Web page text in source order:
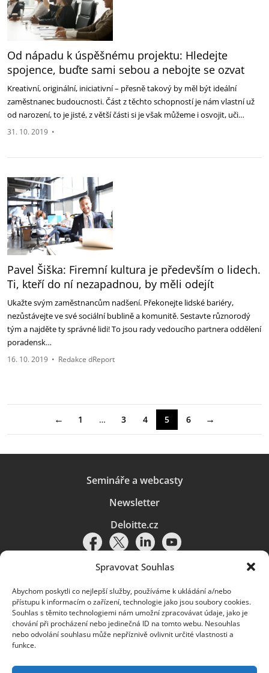
Spravovat Souhlas
Abychom poskytli co nejlepší služby, používáme k ukládání a/nebo
přístupu k informacím o zařízení, technologie jako jsou soubory cookies.
Souhlas s těmito technologiemi nám umožní zpracovávat údaje, jako je
chování při procházení nebo jedinečná ID na tomto webu. Nesouhlas
nebo odvolání souhlasu může nepříznivě ovlivnit určité vlastnosti a
funkce.
Od nápadu k úspěšnému projektu: Hledejte
spojence, buďte sami sebou a nebojte se ozvat
Kreativní, originální, iniciativní – přesně takový by měl být ideální
zaměstnanec budoucnosti. Část z těchto schopností je nám vlastní už
od narození, to je jisté, z větší části si je však můžeme i osvojit, uči…
31. 10. 2019 •
Pavel Šiška: Firemní kultura je především o lidech.
Ti, kteří do ní nezapadnou, by měli odejít
Ukažte svým zaměstnancům nadšení. Překonejte lidské bariéry,
nezůstávejte ve své sociální bublině a komunitě. Sestavte různorodý
tým a najděte ty správné lidi! To jsou rady vedoucího partnera oddělení
poradensk…
16. 10. 2019 • Redakce dReport
← 1 … 3 4 5 6 →
Semináře a webcasty
Newsletter
Deloitte.cz
Pravidla používání|Ochrana osobních údajů|Soubory cookies |
Deloitte.cz
© 2026. Více informací najdete vPravidlech používání.
Deloitte označuje jednu či více společností globální sítě členských
a přidružené subjekty (souhrnně „organizace Deloitte“). Společnost DTTL